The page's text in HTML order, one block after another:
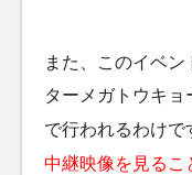
また、このイベ
ターメガトウキ
で行われるわけで
中継映像を見るこ